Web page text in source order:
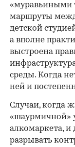
«муравьиными
маршруты
детской
а вполне
выстроена
среды. Когда
ней и
Случаи, когда
«шаурмичной»
алкомаркета, и
разрывать